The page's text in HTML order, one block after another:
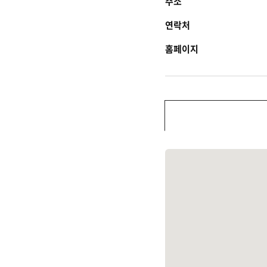
연락처
홈페이지